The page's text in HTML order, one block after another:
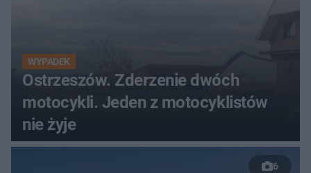
WYPADEK
Ostrzeszów. Zderzenie dwóch
motocykli. Jeden z motocyklistów
nie żyje
6